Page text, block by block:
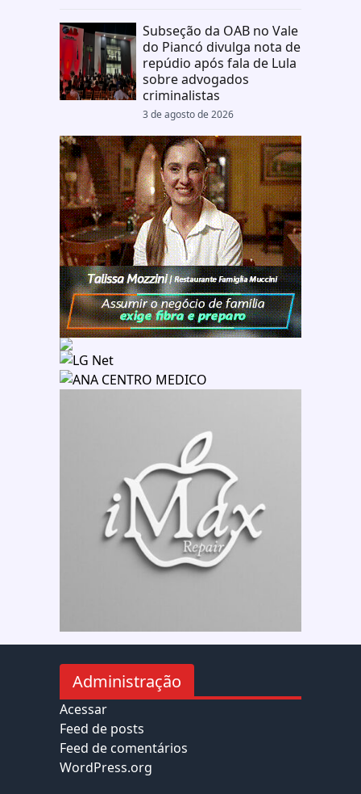
Subseção da OAB no Vale
do Piancó divulga nota de
repúdio após fala de Lula
sobre advogados
criminalistas
3 de agosto de 2026
Administração
Acessar
Feed de posts
Feed de comentários
WordPress.org